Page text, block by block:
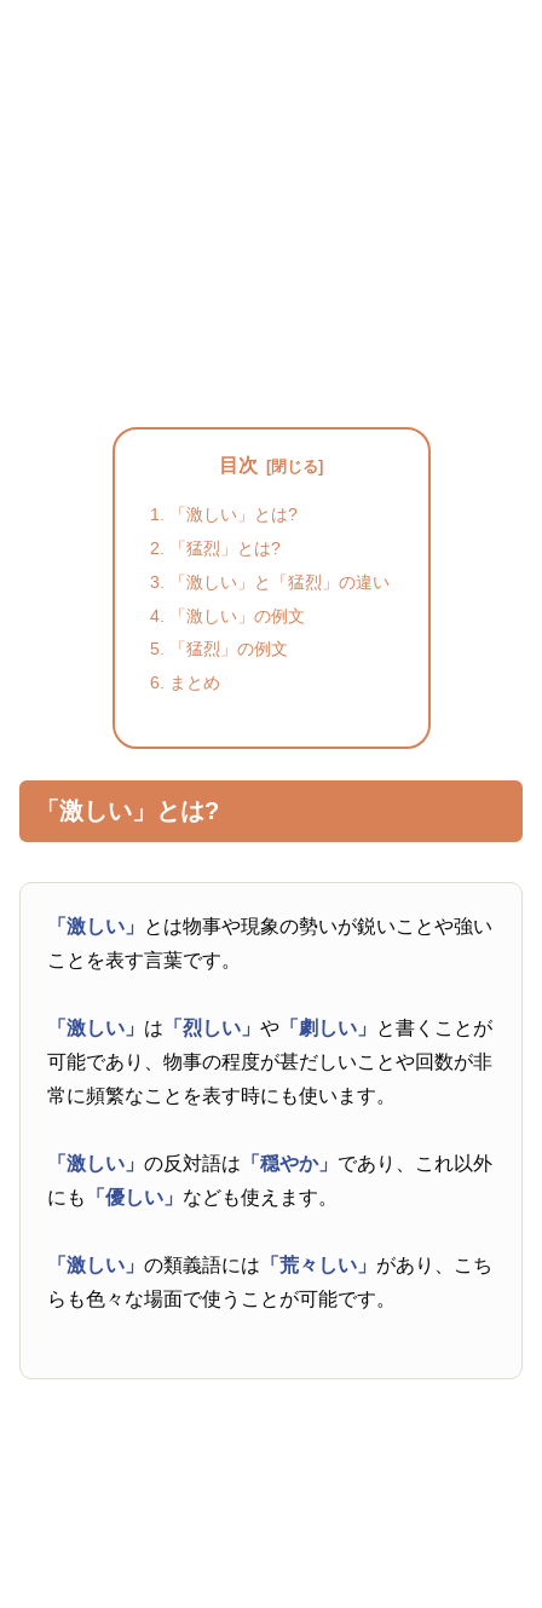
目次
「激しい」とは?
「猛烈」とは?
「激しい」と「猛烈」の違い
「激しい」の例文
「猛烈」の例文
まとめ
「激しい」とは?
「激しい」 とは物事や現象の勢いが鋭いことや強い
ことを表す言葉です。
「激しい」 は 「烈しい」や 「劇しい」 と書くことが
可能であり、物事の程度が甚だしいことや回数が非
常に頻繁なことを表す時にも使います。
「激しい」の反対語は 「穏やか」 であり、これ以外
にも
「優しい」 なども使えます。
「激しい」の類義語には 「荒々しい」 があり、こち
らも色々な場面で使うことが可能です。